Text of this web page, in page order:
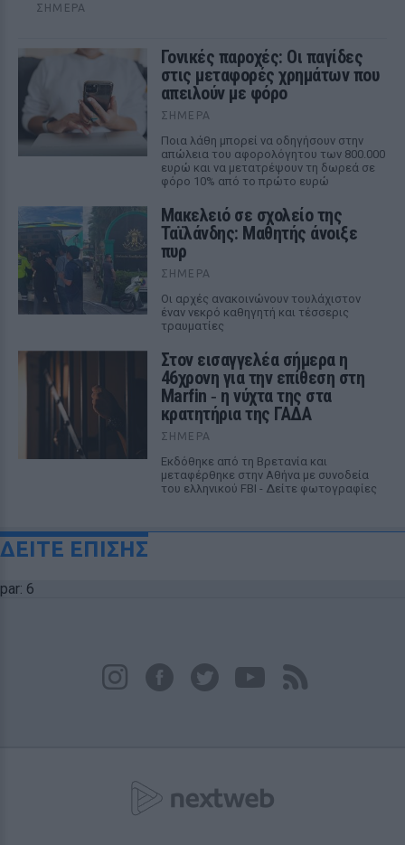
ΣΉΜΕΡΑ
Γονικές παροχές: Οι παγίδες
στις μεταφορές χρημάτων που
απειλούν με φόρο
ΣΉΜΕΡΑ
Ποια λάθη μπορεί να οδηγήσουν στην
απώλεια του αφορολόγητου των 800.000
ευρώ και να μετατρέψουν τη δωρεά σε
φόρο 10% από το πρώτο ευρώ
Μακελειό σε σχολείο της
Ταϊλάνδης: Μαθητής άνοιξε
πυρ
ΣΉΜΕΡΑ
Οι αρχές ανακοινώνουν τουλάχιστον
έναν νεκρό καθηγητή και τέσσερις
τραυματίες
Στον εισαγγελέα σήμερα η
46χρονη για την επίθεση στη
Marfin ‑ η νύχτα της στα
κρατητήρια της ΓΑΔΑ
ΣΉΜΕΡΑ
Εκδόθηκε από τη Βρετανία και
μεταφέρθηκε στην Αθήνα με συνοδεία
του ελληνικού FBI - Δείτε φωτογραφίες
ΔΕΙΤΕ ΕΠΙΣΗΣ
par: 6